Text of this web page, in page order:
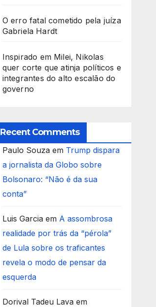
O erro fatal cometido pela juíza
Gabriela Hardt
Inspirado em Milei, Nikolas
quer corte que atinja políticos e
integrantes do alto escalão do
governo
Recent Comments
Paulo Souzaem Trump dispara
a jornalista da Globo sobre
Bolsonaro: “Não é da sua
conta”
Luis Garciaem A assombrosa
realidade por trás da “pérola”
de Lula sobre os traficantes
revela o modo de pensar da
esquerda
Dorival Tadeu Lavaem